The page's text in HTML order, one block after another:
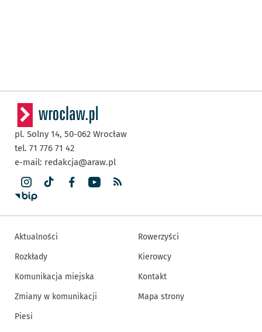
pl. Solny 14, 50-062 Wrocław
tel. 71 776 71 42
e-mail: redakcja@araw.pl
Aktualności
Rozkłady
Komunikacja miejska
Zmiany w komunikacji
Piesi
Rowerzyści
Kierowcy
Kontakt
Mapa strony